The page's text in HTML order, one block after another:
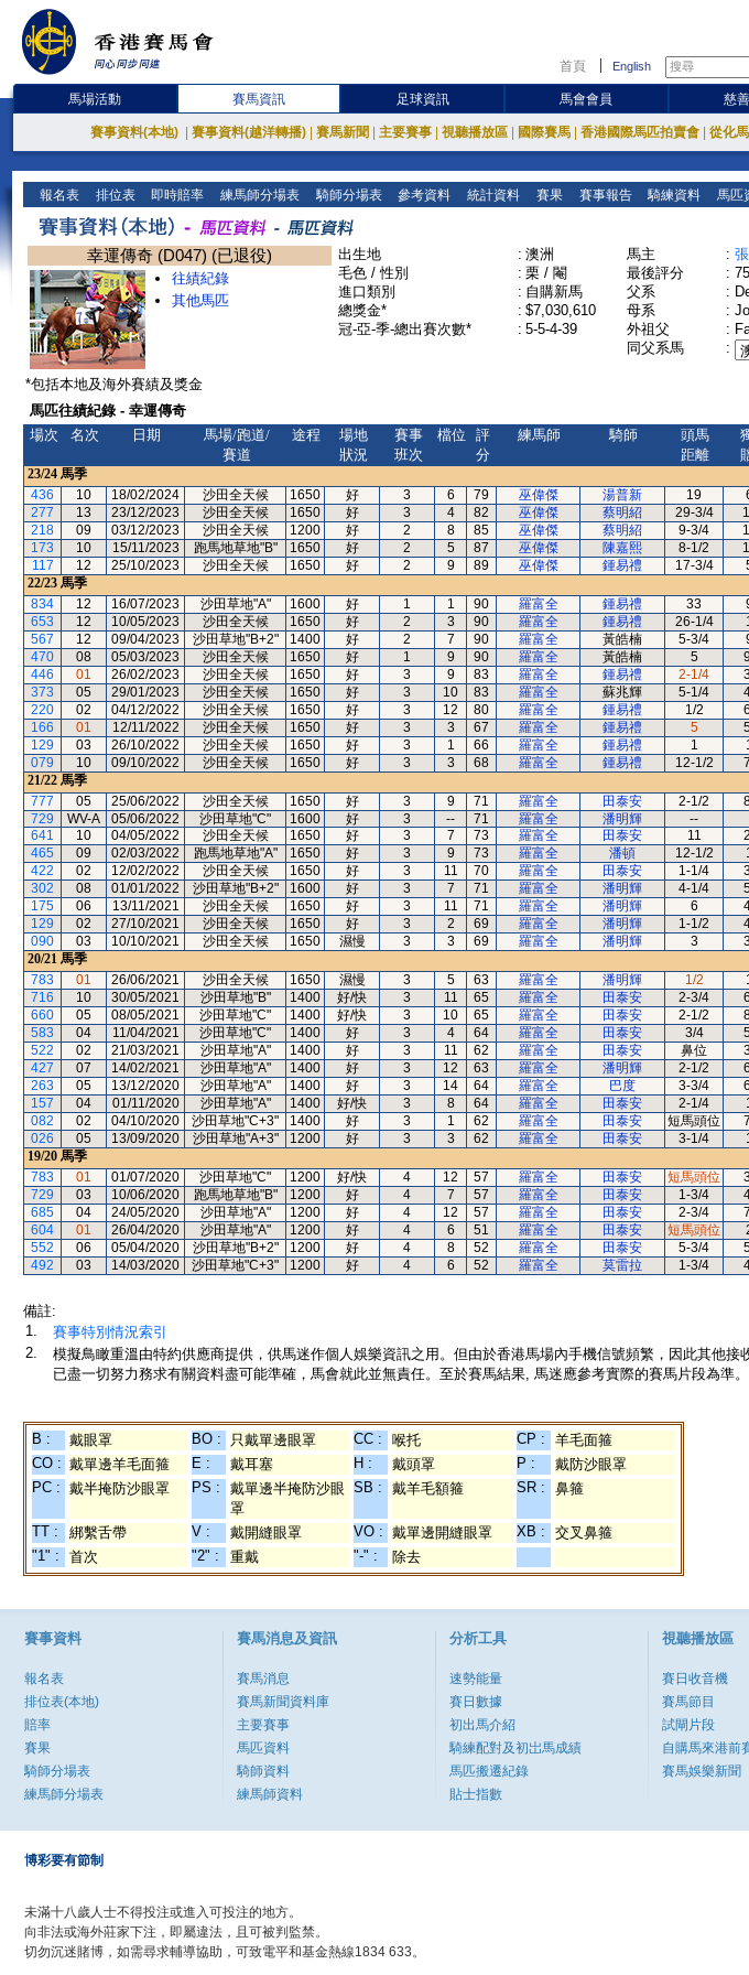
首頁 English
馬場活動 賽馬資訊 足球資訊 馬會會員 慈
賽事資料(本地) 賽事資料(越洋轉播) 賽馬新聞 主要賽事 視聽播放區 國際賽馬 香港國際馬匹拍賣會 從化
報名表 排位表 即時賠率 練馬師分場表 騎師分場表 參考資料 統計資料 賽果 賽事報告 騎練資料 馬匹
幸運傳奇 (D047) (已退役)
往績紀錄
其他馬匹
出生地 : 澳洲
毛色 / 性別
: 栗 / 閹
進口類別
: 自購新馬
總獎金*
: $7,030,610
冠-亞-季-總出賽次數*
: 5-5-4-39
馬主 :
最後評分
: 75
父系
:
母系
:
外祖父
:
同父系馬
:
*包括本地及海外賽績及獎金
馬匹往績紀錄 - 幸運傳奇
場次
名次 日期
馬場/跑道/
賽道
途程
場地
狀況
賽事
班次
檔位
評
分
練馬師 騎師
頭馬
距離
23/24 馬季
436
10 18/02/2024 沙田全天候 1650 好 3 6 79 巫偉傑 湯普新 19
277
13 23/12/2023 沙田全天候 1650 好 3 4 82 巫偉傑 蔡明紹 29-3/4
218
09 03/12/2023 沙田全天候 1200 好 2 8 85 巫偉傑 蔡明紹 9-3/4
173
10 15/11/2023 跑馬地草地"B" 1650 好 2 5 87 巫偉傑 陳嘉熙 8-1/2
117
12 25/10/2023 沙田全天候 1650 好 2 9 89 巫偉傑 鍾易禮 17-3/4
22/23 馬季
834
12 16/07/2023 沙田草地"A" 1600 好 1 1 90 羅富全 鍾易禮 33
653
12 10/05/2023 沙田全天候 1650 好 2 3 90 羅富全 鍾易禮 26-1/4
567
12 09/04/2023 沙田草地"B+2" 1400 好 2 7 90 羅富全 黃皓楠 5-3/4
470
08 05/03/2023 沙田全天候 1650 好 1 9 90 羅富全 黃皓楠 5
446
01 26/02/2023 沙田全天候 1650 好 3 9 83 羅富全 鍾易禮 2-1/4
373
05 29/01/2023 沙田全天候 1650 好 3 10 83 羅富全 蘇兆輝 5-1/4
220
02 04/12/2022 沙田全天候 1650 好 3 12 80 羅富全 鍾易禮 1/2
166
01 12/11/2022 沙田全天候 1650 好 3 3 67 羅富全 鍾易禮 5
129
03 26/10/2022 沙田全天候 1650 好 3 1 66 羅富全 鍾易禮 1
079
10 09/10/2022 沙田全天候 1650 好 3 3 68 羅富全 鍾易禮 12-1/2
21/22 馬季
777
05 25/06/2022 沙田全天候 1650 好 3 9 71 羅富全 田泰安 2-1/2
729
WV-A 05/06/2022 沙田草地"C" 1600 好 3 -- 71 羅富全 潘明輝 --
641
10 04/05/2022 沙田全天候 1650 好 3 7 73 羅富全 田泰安 11
465
09 02/03/2022 跑馬地草地"A" 1650 好 3 9 73 羅富全 潘頓 12-1/2
422
02 12/02/2022 沙田全天候 1650 好 3 11 70 羅富全 田泰安 1-1/4
302
08 01/01/2022 沙田草地"B+2" 1600 好 3 7 71 羅富全 潘明輝 4-1/4
175
06 13/11/2021 沙田全天候 1650 好 3 11 71 羅富全 潘明輝 6
129
02 27/10/2021 沙田全天候 1650 好 3 2 69 羅富全 潘明輝 1-1/2
090
03 10/10/2021 沙田全天候 1650 濕慢 3 3 69 羅富全 潘明輝 3
20/21 馬季
783
01 26/06/2021 沙田全天候 1650 濕慢 3 5 63 羅富全 潘明輝 1/2
716
10 30/05/2021 沙田草地"B" 1400 好/快 3 11 65 羅富全 田泰安 2-3/4
660
05 08/05/2021 沙田草地"C" 1400 好/快 3 10 65 羅富全 田泰安 2-1/2
583
04 11/04/2021 沙田草地"C" 1400 好 3 4 64 羅富全 田泰安 3/4
522
02 21/03/2021 沙田草地"A" 1400 好 3 11 62 羅富全 田泰安 鼻位
427
07 14/02/2021 沙田草地"A" 1400 好 3 12 63 羅富全 潘明輝 2-1/2
263
05 13/12/2020 沙田草地"A" 1400 好 3 14 64 羅富全 巴度 3-3/4
157
04 01/11/2020 沙田草地"A" 1400 好/快 3 8 64 羅富全 田泰安 2-1/4
082
02 04/10/2020 沙田草地"C+3" 1400 好 3 1 62 羅富全 田泰安 短馬頭位
026
05 13/09/2020 沙田草地"A+3" 1200 好 3 3 62 羅富全 田泰安 3-1/4
19/20 馬季
783
01 01/07/2020 沙田草地"C" 1200 好/快 4 12 57 羅富全 田泰安 短馬頭位
729
03 10/06/2020 跑馬地草地"B" 1200 好 4 7 57 羅富全 田泰安 1-3/4
685
04 24/05/2020 沙田草地"A" 1200 好 4 12 57 羅富全 田泰安 2-3/4
604
01 26/04/2020 沙田草地"A" 1200 好 4 6 51 羅富全 田泰安 短馬頭位
552
06 05/04/2020 沙田草地"B+2" 1200 好 4 8 52 羅富全 田泰安 5-3/4
492
03 14/03/2020 沙田草地"C+3" 1200 好 4 6 52 羅富全 莫雷拉 1-3/4
備註:
1.
賽事特別情況索引
2.
模擬鳥瞰重溫由特約供應商提供，供馬迷作個人娛樂資訊之用。但由於香港馬場內手機信號頻繁，因此其他
已盡一切努力務求有關資料盡可能準確，馬會就此並無責任。至於賽馬結果, 馬迷應參考實際的賽馬片段為準。
B : 戴眼罩 BO : 只戴單邊眼罩 CC : 喉托 CP :
羊毛面箍
CO : 戴單邊羊毛面箍 E : 戴耳塞 H : 戴頭罩 P :
戴防沙眼罩
PC : 戴半掩防沙眼罩 PS :
戴單邊半掩防沙眼
罩
SB : 戴羊毛額箍 SR : 鼻箍
TT : 綁繫舌帶 V : 戴開縫眼罩 VO : 戴單邊開縫眼罩 XB :
交叉鼻箍
"1" :
首次 "2" : 重戴 "-" : 除去
賽事資料
報名表
排位表(本地)
賠率
賽果
騎師分場表
練馬師分場表
賽馬消息及資訊
賽馬消息
賽馬新聞資料庫
主要賽事
馬匹資料
騎師資料
練馬師資料
分析工具
速勢能量
賽日數據
初出馬介紹
騎練配對及初岀馬成績
馬匹搬遷紀錄
貼士指數
視聽播放區
賽日收音機
賽馬節目
試閘片段
自購馬來港前
賽馬娛樂新聞
博彩要有節制
未滿十八歲人士不得投注或進入可投注的地方。
向非法或海外莊家下注，即屬違法，且可被判監禁。
切勿沉迷賭博，如需尋求輔導協助，可致電平和基金熱線1834 633。